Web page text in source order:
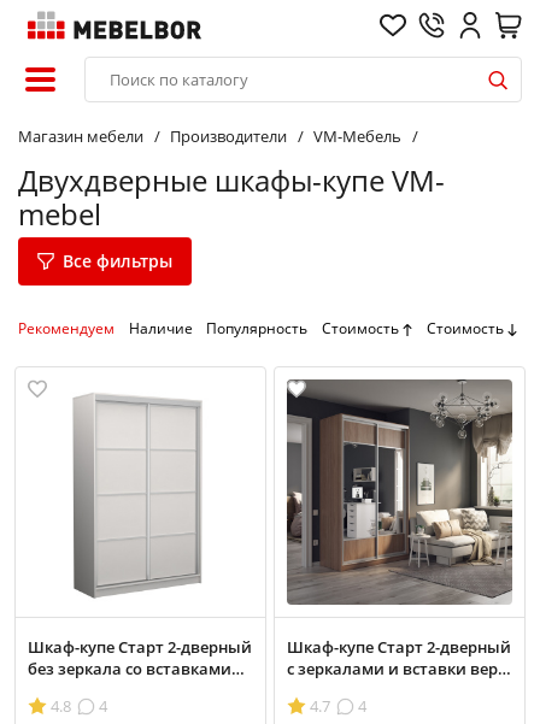
Магазин мебели Производители VM-Мебель
Двухдверные шкафы-купе VM-
mebel
Все фильтры
Рекомендуем Наличие Популярность Стоимость Стоимость
Шкаф-купе Старт 2-дверный
без зеркала со вставками
450)4.8
4
Шкаф-купе Старт 2-дверный
с зеркалами и вставки верх,
глубина 450)
4.7
4